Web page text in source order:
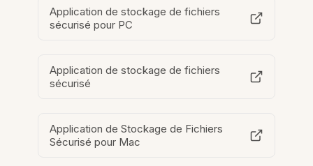
Application de stockage de fichiers
sécurisé pour PC
Application de stockage de fichiers
sécurisé
Application de Stockage de Fichiers
Sécurisé pour Mac